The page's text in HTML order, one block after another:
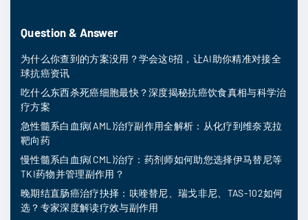
Question & Answer
为什么你查到的方案没用？学会这6招，让AI助你精准对接全
球抗癌资讯
吃什么东西杀死癌细胞最快？深度揭秘抗癌饮食真相与科学治
疗方案
急性髓系白血病(AML)治疗副作用全解析：从化疗到维奈克拉
靶向药
慢性髓系白血病(CML)治疗：药剂师如何助您选择伊马替尼等
TKI药物并管理副作用？
晚期结直肠癌治疗抉择：呋喹替尼、瑞戈非尼、TAS-102如何
选？专家深度解读疗效与副作用